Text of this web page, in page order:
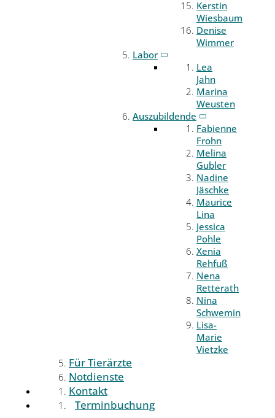
Kerstin
Wiesbaum
Denise
Wimmer
Labor
Lea
Jahn
Marina
Weusten
Auszubildende
Fabienne
Frohn
Melina
Gubler
Nadine
Jäschke
Maurice
Lina
Jessica
Pohle
Xenia
Rehfuß
Nena
Retterath
Nina
Schwemin
Lisa-
Marie
Vietzke
Für Tierärzte
Notdienste
Kontakt
Terminbuchung